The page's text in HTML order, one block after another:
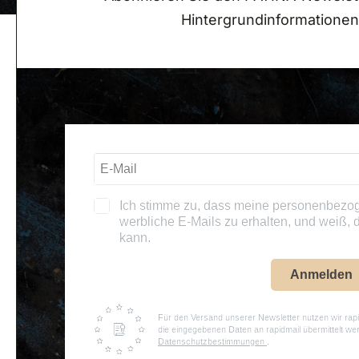
Ich stimme zu, dass meine
werbliche E-Mails zu erhalten, und weiß,
kann.
Anmelden
Für den Versand unserer Newsletter nutzen wir
die eingegebenen Daten an rapidmail übermittelt
Datenschutzbestimmungen